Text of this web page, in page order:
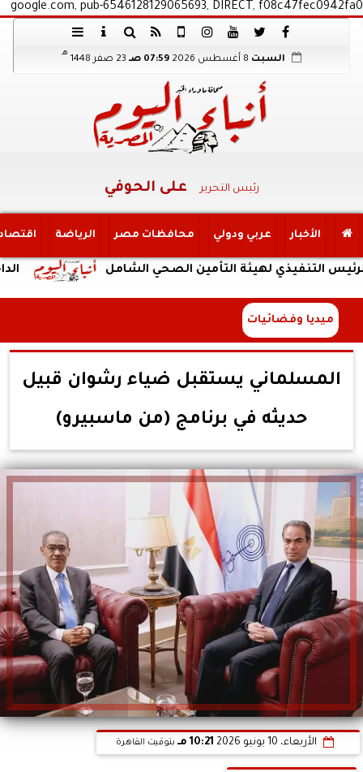
google.com, pub-6546128129065693, DIRECT, f08c47fec0942fa0
السبت 07:59 صـ 23 صفر 1448
هـ
رئيس التحرير على الحوفي
الأخبار عربي ودولي محافظات مصر الرياضة
الداخلية: لهيئة التأمين الصحي الشامل
ميديا وفضائيات
المسلماني يستقبل ضياء رشوان قبيل
حديثه في برنامج (من ماسبيرو)
الأربعاء، 10 يونيو 2026 10:21 مـ بتوقيت القاهرة